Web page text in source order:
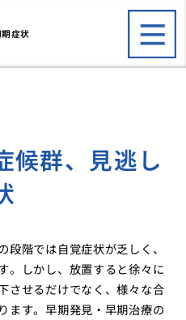
症状
候群、見逃し
階では自覚症状が乏しく、
。しかし、放置すると徐々に
させるだけでなく、様々な合
ます。早期発見・早期治療の